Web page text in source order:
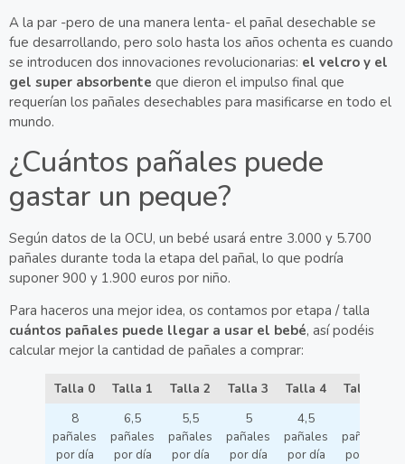
A la par -pero de una manera lenta- el pañal desechable se
fue desarrollando, pero solo hasta los años ochenta es cuando
se introducen dos innovaciones revolucionarias: el velcro y el
gel super absorbente que dieron el impulso final que
requerían los pañales desechables para masificarse en todo el
mundo.
¿Cuántos pañales puede
gastar un peque?
Según datos de la OCU, un bebé usará entre 3.000 y 5.700
pañales durante toda la etapa del pañal, lo que podría
suponer 900 y 1.900 euros por niño.
Para haceros una mejor idea, os contamos por etapa / talla
cuántos pañales puede llegar a usar el bebé, así podéis
calcular mejor la cantidad de pañales a comprar:
Talla 0 Talla 1 Talla 2 Talla 3 Talla 4 Talla 5
8
pañales
por día
6,5
pañales
por día
5,5
pañales
por día
5
pañales
por día
4,5
pañales
por día
pañales
por día